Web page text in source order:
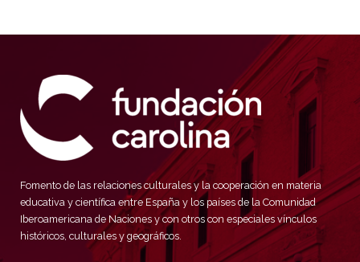
Fomento de las relaciones culturales y la cooperación en materia
educativa y científica entre España y los países de la Comunidad
Iberoamericana de Naciones y con otros con especiales vínculos
históricos, culturales y geográficos.